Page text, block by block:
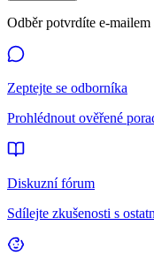
Odběr potvrdíte e-
Zeptejte se odborníka
Prohlédnout ověřené
Diskuzní fórum
Sdílejte zkušenosti s